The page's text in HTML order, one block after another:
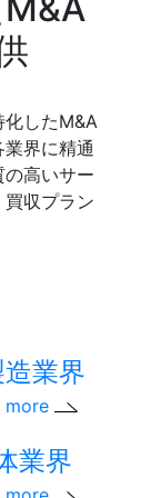
したM&A
界に精通
高いサー
収プラン
業界
more
業界